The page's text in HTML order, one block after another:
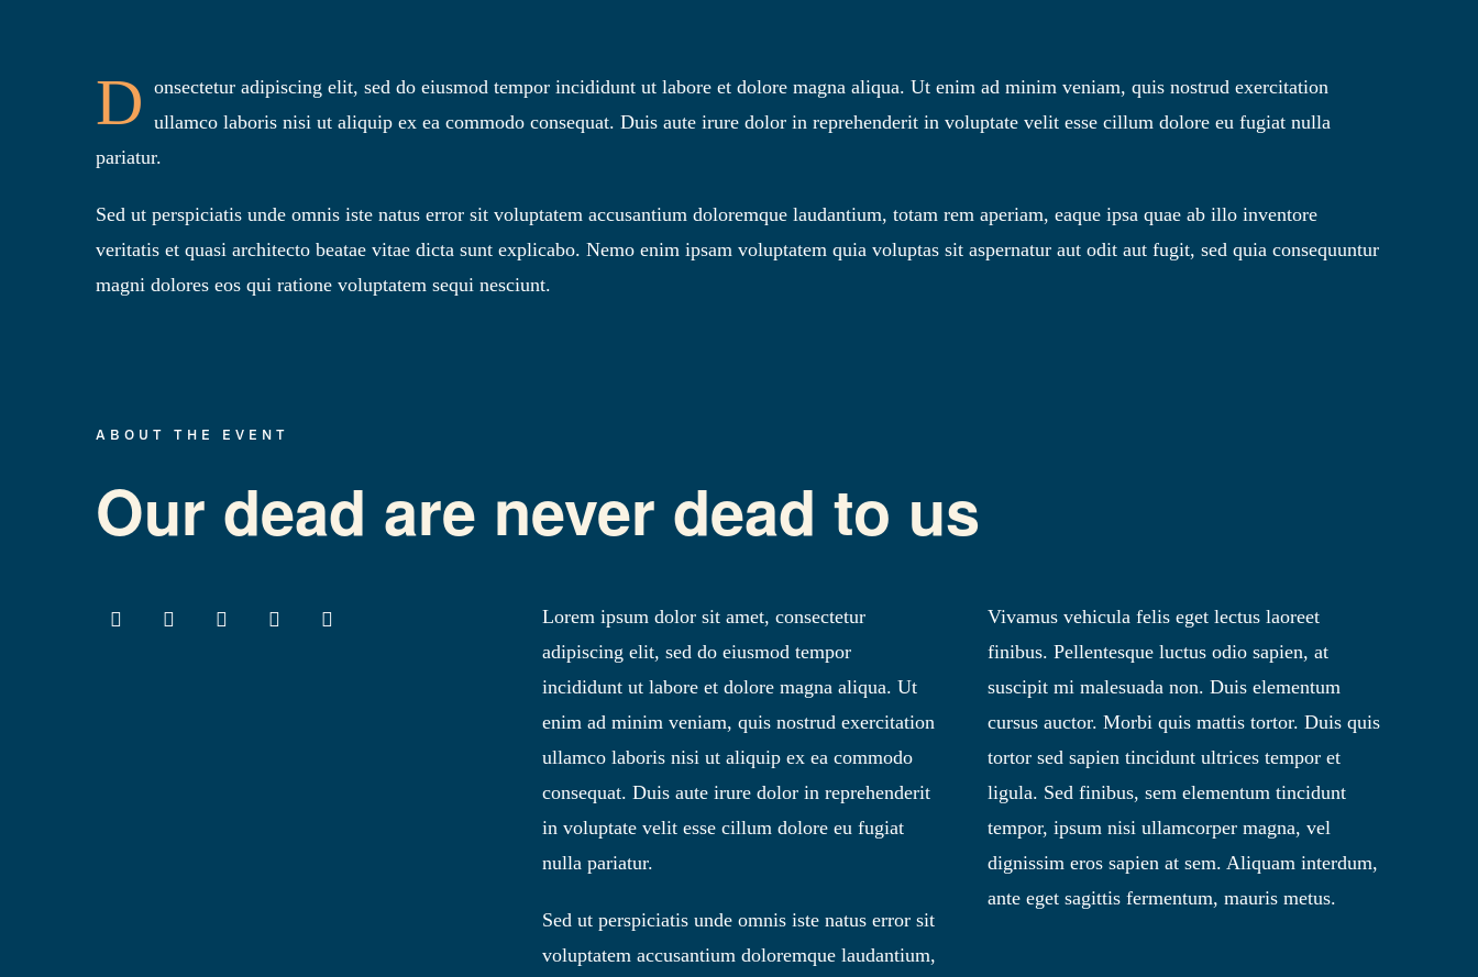
D onsectetur adipiscing elit, sed do eiusmod tempor incididunt ut labore et dolore magna aliqua. Ut enim ad minim veniam, quis nostrud exercitation
ullamco laboris nisi ut aliquip ex ea commodo consequat. Duis aute irure dolor in reprehenderit in voluptate velit esse cillum dolore eu fugiat nulla
pariatur.
Sed ut perspiciatis unde omnis iste natus error sit voluptatem accusantium doloremque laudantium, totam rem aperiam, eaque ipsa quae ab illo inventore
veritatis et quasi architecto beatae vitae dicta sunt explicabo. Nemo enim ipsam voluptatem quia voluptas sit aspernatur aut odit aut fugit, sed quia consequuntur
magni dolores eos qui ratione voluptatem sequi nesciunt.
ABOUT THE EVENT
Our dead are never dead to us
Lorem ipsum dolor sit amet, consectetur
adipiscing elit, sed do eiusmod tempor
incididunt ut labore et dolore magna aliqua. Ut
enim ad minim veniam, quis nostrud exercitation
ullamco laboris nisi ut aliquip ex ea commodo
consequat. Duis aute irure dolor in reprehenderit
in voluptate velit esse cillum dolore eu fugiat
nulla pariatur.
Sed ut perspiciatis unde omnis iste natus error sit
voluptatem accusantium doloremque laudantium,
Vivamus vehicula felis eget lectus laoreet
finibus. Pellentesque luctus odio sapien, at
suscipit mi malesuada non. Duis elementum
cursus auctor. Morbi quis mattis tortor. Duis quis
tortor sed sapien tincidunt ultrices tempor et
ligula. Sed finibus, sem elementum tincidunt
tempor, ipsum nisi ullamcorper magna, vel
dignissim eros sapien at sem. Aliquam interdum,
ante eget sagittis fermentum, mauris metus.